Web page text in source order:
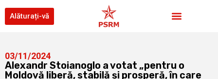
Alăturați-vă
03/11/2024
Alexandr Stoianoglo a votat „pentru o
Moldovă liberă, stabilă și prosperă, în care